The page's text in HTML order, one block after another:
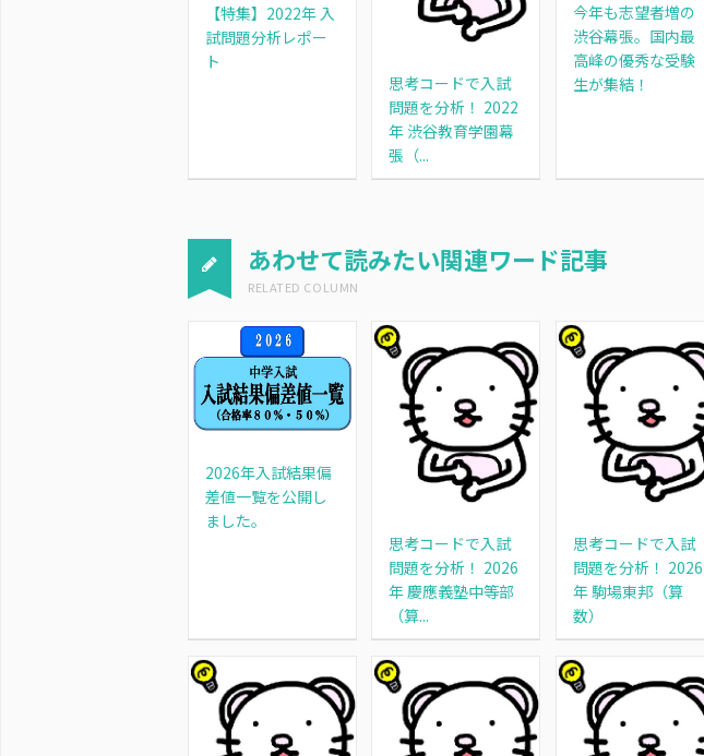
【特集】2022年 入
試問題分析レポー
ト
思考コードで入試
問題を分析！ 2022
年 渋谷教育学園幕
張（...
今年も志望者増の
渋谷幕張。国内最
高峰の優秀な受験
生が集結！
あわせて読みたい関連ワード記事
2026年入試結果偏
差値一覧を公開し
ました。
思考コードで入試
問題を分析！ 2026
年 慶應義塾中等部
（算...
思考コードで入試
問題を分析！ 2026
年 駒場東邦（算
数）